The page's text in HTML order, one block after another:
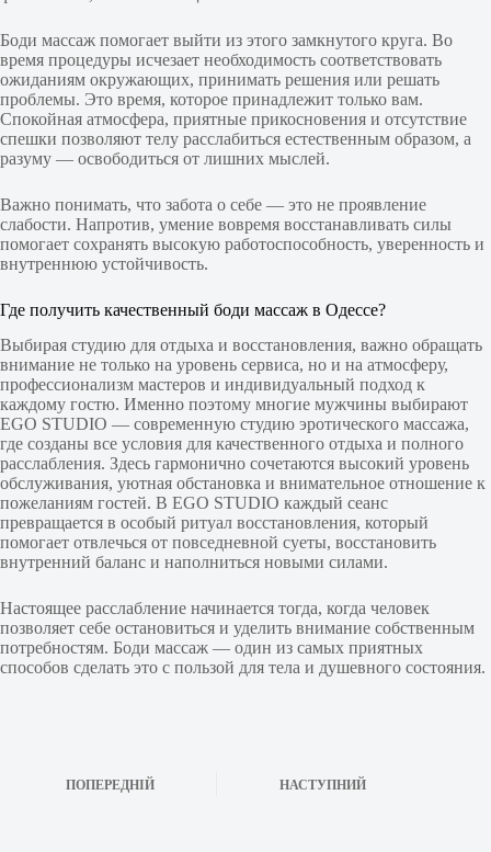
Боди массаж помогает выйти из этого замкнутого круга. Во
время процедуры исчезает необходимость соответствовать
ожиданиям окружающих, принимать решения или решать
проблемы. Это время, которое принадлежит только вам.
Спокойная атмосфера, приятные прикосновения и отсутствие
спешки позволяют телу расслабиться естественным образом, а
разуму — освободиться от лишних мыслей.
Важно понимать, что забота о себе — это не проявление
слабости. Напротив, умение вовремя восстанавливать силы
помогает сохранять высокую работоспособность, уверенность и
внутреннюю устойчивость.
Где получить качественный боди массаж в Одессе?
Выбирая студию для отдыха и восстановления, важно обращать
внимание не только на уровень сервиса, но и на атмосферу,
профессионализм мастеров и индивидуальный подход к
каждому гостю. Именно поэтому многие мужчины выбирают
EGO STUDIO — современную студию эротического массажа,
где созданы все условия для качественного отдыха и полного
расслабления. Здесь гармонично сочетаются высокий уровень
обслуживания, уютная обстановка и внимательное отношение к
пожеланиям гостей. В EGO STUDIO каждый сеанс
превращается в особый ритуал восстановления, который
помогает отвлечься от повседневной суеты, восстановить
внутренний баланс и наполниться новыми силами.
Настоящее расслабление начинается тогда, когда человек
позволяет себе остановиться и уделить внимание собственным
потребностям. Боди массаж — один из самых приятных
способов сделать это с пользой для тела и душевного состояния.
ПОПЕРЕДНІЙ НАСТУПНИЙ